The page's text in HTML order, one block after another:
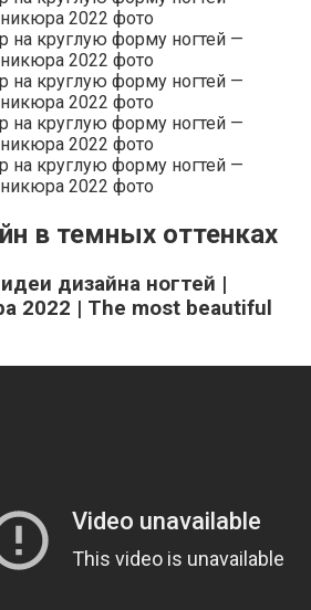
в темных оттенках
дизайна ногтей |
2022 | The most beautiful